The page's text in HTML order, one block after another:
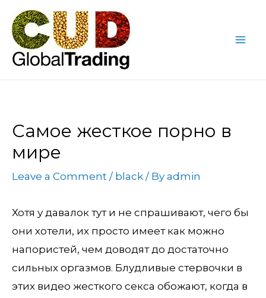
content
Самое жесткое порно в
мире
Leave a Comment / black / By admin
Хотя у давалок тут и не спрашивают, чего бы
они хотели, их просто имеет как можно
напористей, чем доводят до достаточно
сильных оргазмов. Блудливые стервочки в
этих видео жесткого секса обожают, когда в
navigation